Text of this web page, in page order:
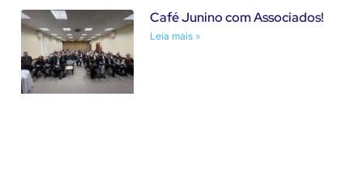
Café Junino com Associados!
Leia mais »